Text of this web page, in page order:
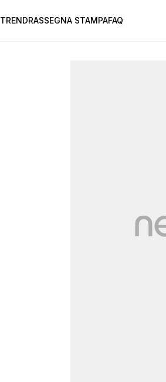
TRENDRASSEGNA STAMPAFAQ